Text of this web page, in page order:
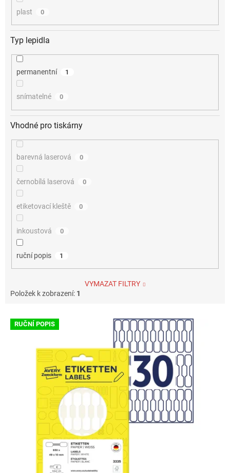
plast 0
Typ lepidla
permanentní 1
snímatelné 0
Vhodné pro tiskárny
barevná laserová 0
černobílá laserová 0
etiketovací kleště 0
inkoustová 0
ruční popis 1
VYMAZAT FILTRY
Položek k zobrazení: 1
V RUČNÍ POPIS